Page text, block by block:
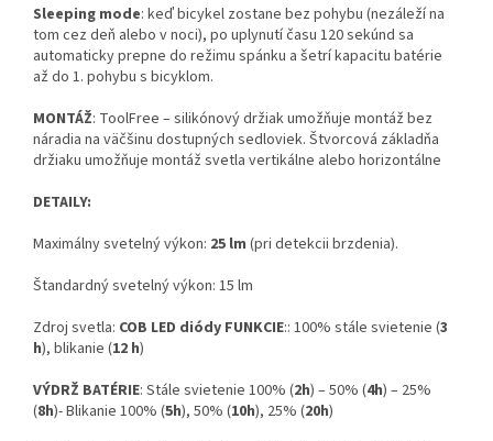
Sleeping mode: keď bicykel zostane bez pohybu (nezáleží na
tom cez deň alebo v noci), po uplynutí času 120 sekúnd sa
automaticky prepne do režimu spánku a šetrí kapacitu batérie
až do 1. pohybu s bicyklom.
MONTÁŽ: ToolFree – silikónový držiak umožňuje montáž bez
náradia na väčšinu dostupných sedloviek. Štvorcová základňa
držiaku umožňuje montáž svetla vertikálne alebo horizontálne
DETAILY:
Maximálny svetelný výkon: 25 lm (pri detekcii brzdenia).
Štandardný svetelný výkon: 15 lm
Zdroj svetla: COB LED diódy FUNKCIE:: 100% stále svietenie (3
h), blikanie (12 h)
VÝDRŽ BATÉRIE: Stále svietenie 100% (2h) – 50% (4h) – 25%
(8h)- Blikanie 100% (5h), 50% (10h), 25% (20h)